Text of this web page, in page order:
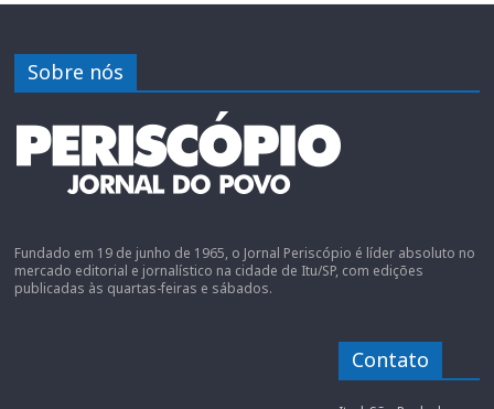
Sobre nós
Fundado em 19 de junho de 1965, o Jornal Periscópio é líder absoluto no
mercado editorial e jornalístico na cidade de Itu/SP, com edições
publicadas às quartas-feiras e sábados.
Contato